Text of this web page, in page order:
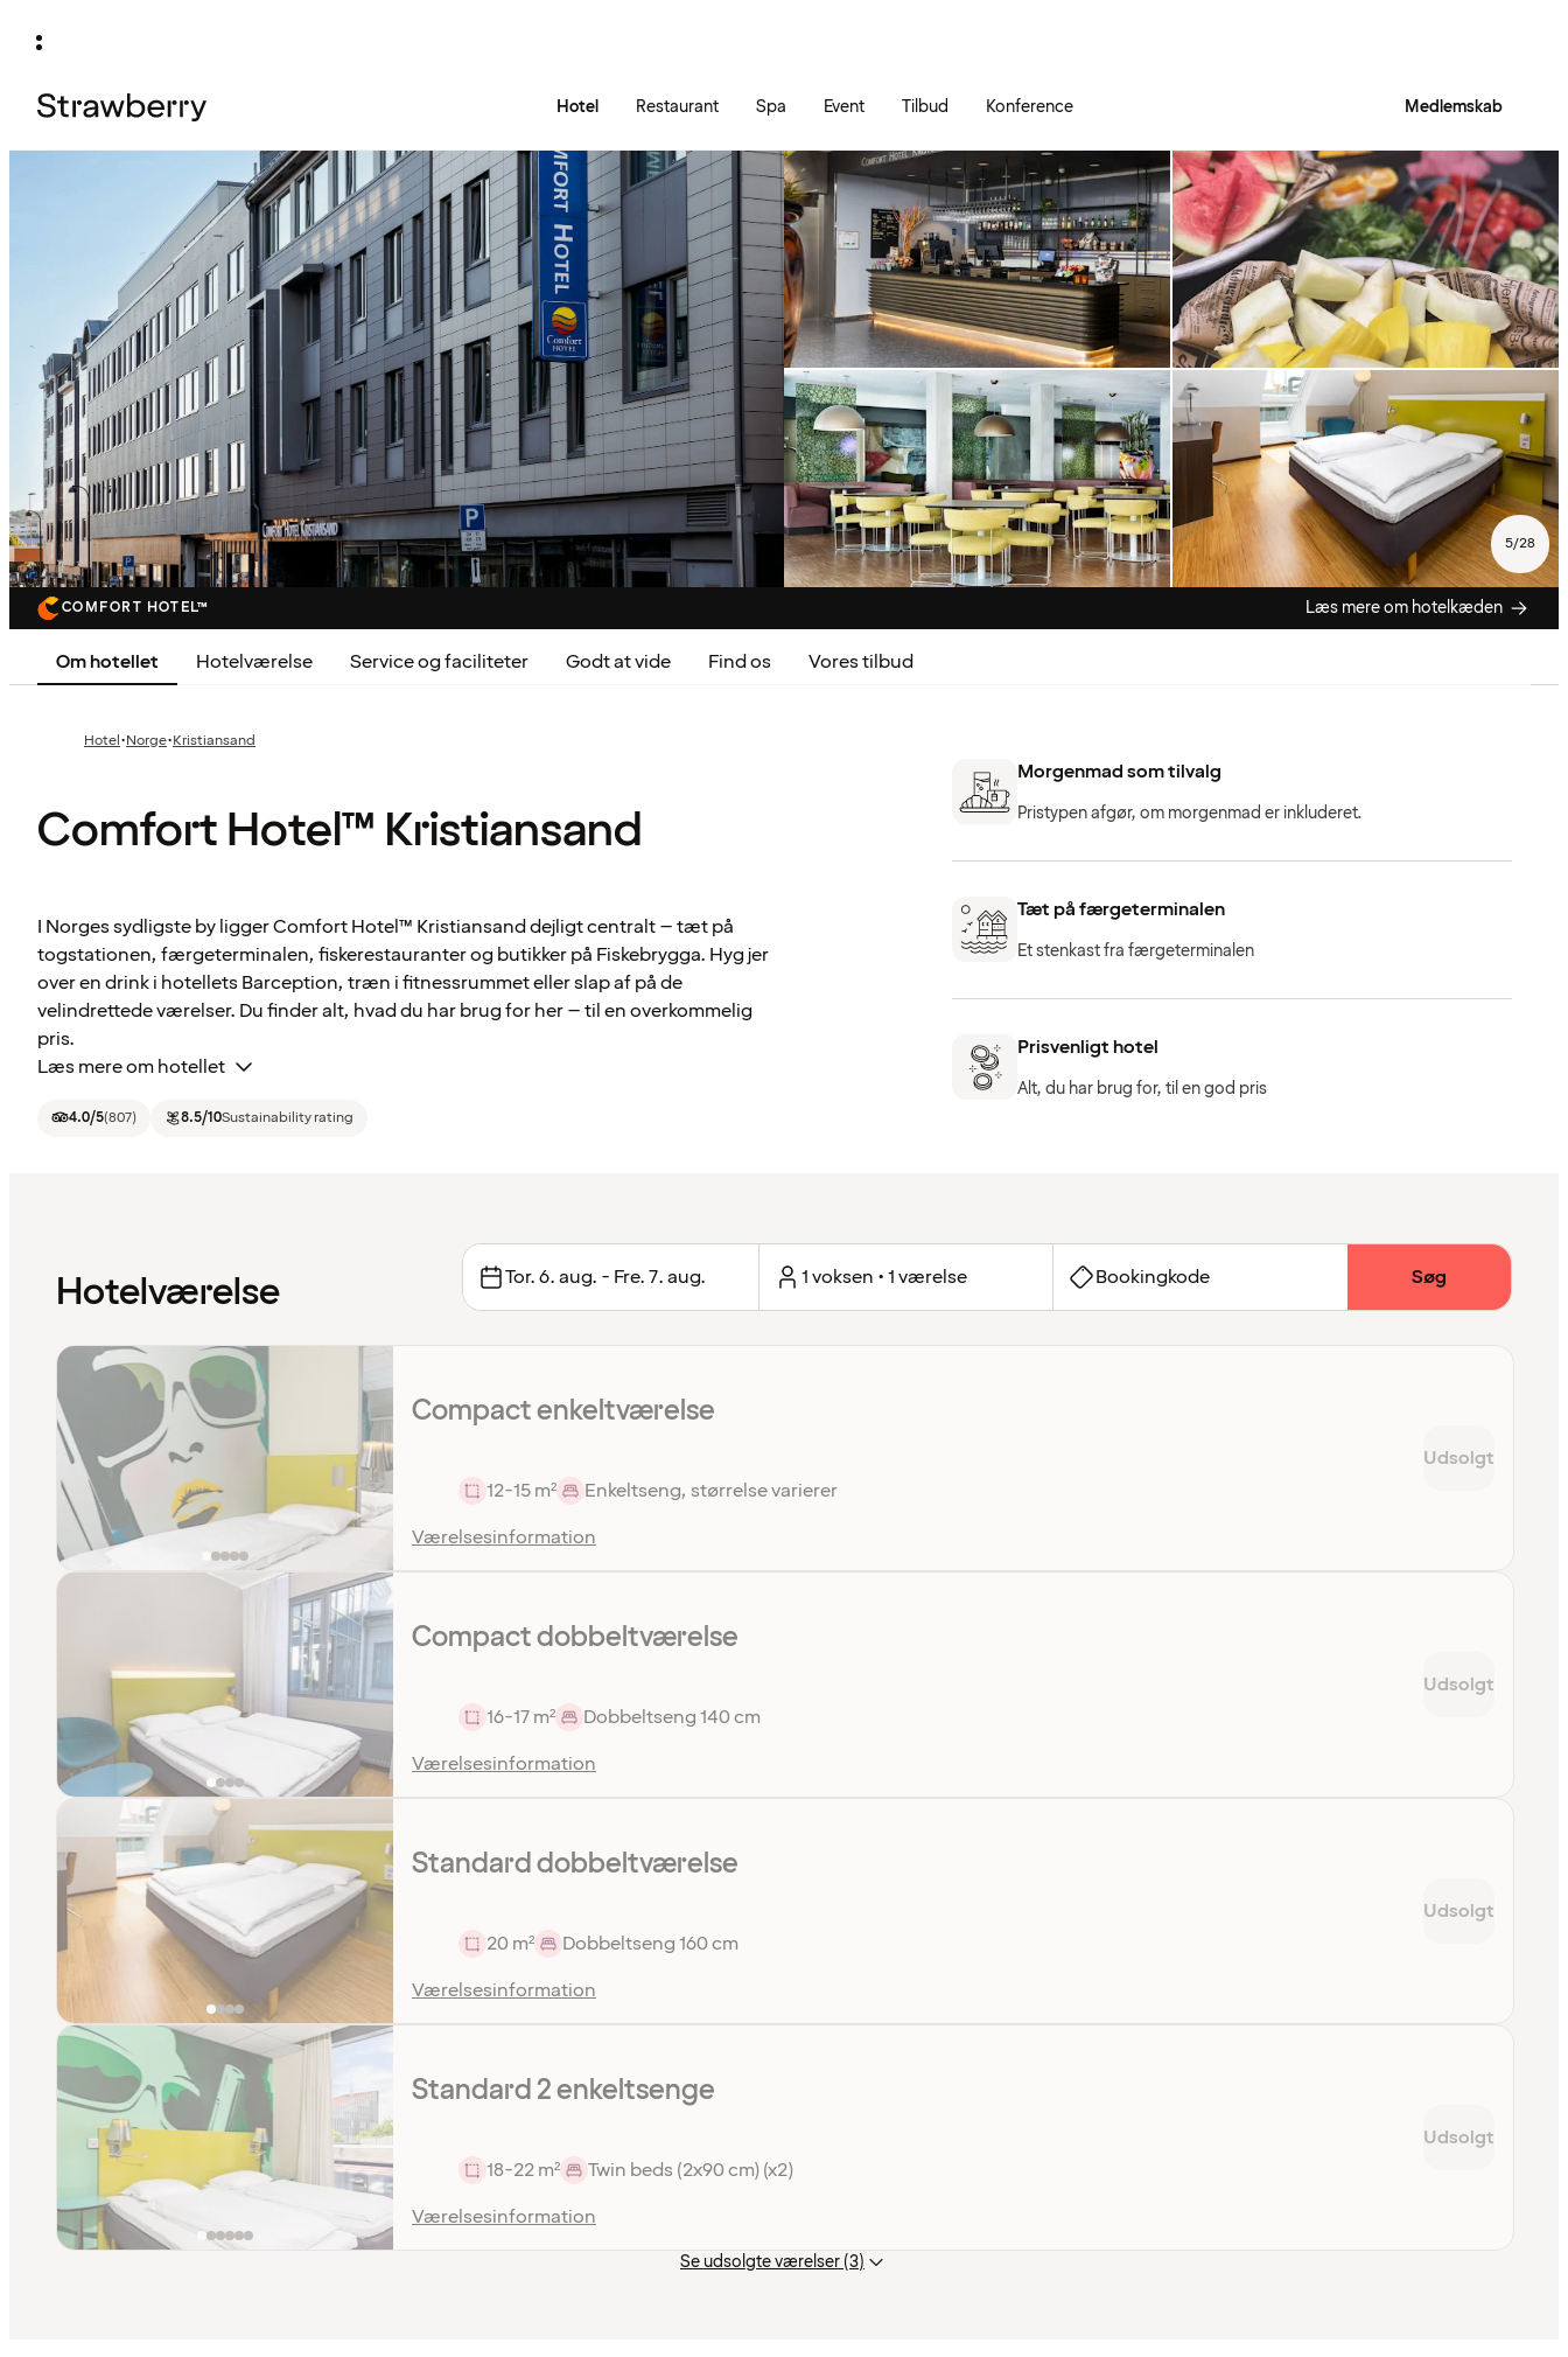
Hotel Restaurant Spa Event Tilbud Konference Medlemskab
5/28
COMFORT HOTEL™ Læs mere om hotelkæden
Om hotellet Hotelværelse Service og faciliteter Godt at vide Find os Vores tilbud
Hotel·Norge·Kristiansand
Comfort Hotel™ Kristiansand
I Norges sydligste by ligger Comfort Hotel™ Kristiansand dejligt centralt – tæt på
togstationen, færgeterminalen, fiskerestauranter og butikker på Fiskebrygga. Hyg jer
over en drink i hotellets Barception, træn i fitnessrummet eller slap af på de
velindrettede værelser. Du finder alt, hvad du har brug for her – til en overkommelig
pris.
Læs mere om hotellet
4.0/5(807) 8.5/10Sustainability rating
Morgenmad som tilvalg
Pristypen afgør, om morgenmad er inkluderet.
Tæt på færgeterminalen
Et stenkast fra færgeterminalen
Prisvenligt hotel
Alt, du har brug for, til en god pris
Hotelværelse Tor. 6. aug. - Fre. 7. aug. 1 voksen • 1 værelse Bookingkode Søg
Compact enkeltværelse
12-15 m²
Enkeltseng, størrelse varierer
Værelsesinformation
Udsolgt
Compact dobbeltværelse
16-17 m²
Dobbeltseng 140 cm
Værelsesinformation
Udsolgt
Standard dobbeltværelse
20 m²
Dobbeltseng 160 cm
Værelsesinformation
Udsolgt
Standard 2 enkeltsenge
18-22 m²
Twin beds (2x90 cm) (x2)
Værelsesinformation
Udsolgt
Se udsolgte værelser (3)